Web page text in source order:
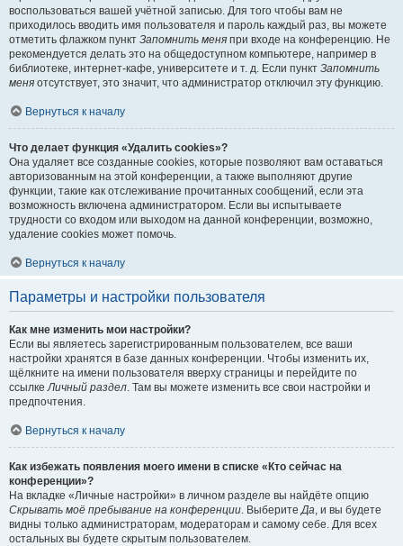
воспользоваться вашей учётной записью. Для того чтобы вам не
приходилось вводить имя пользователя и пароль каждый раз, вы можете
отметить флажком пункт Запомнить меня при входе на конференцию. Не
рекомендуется делать это на общедоступном компьютере, например в
библиотеке, интернет-кафе, университете и т. д. Если пункт Запомнить
меня отсутствует, это значит, что администратор отключил эту функцию.
Вернуться к началу
Что делает функция «Удалить cookies»?
Она удаляет все созданные cookies, которые позволяют вам оставаться
авторизованным на этой конференции, а также выполняют другие
функции, такие как отслеживание прочитанных сообщений, если эта
возможность включена администратором. Если вы испытываете
трудности со входом или выходом на данной конференции, возможно,
удаление cookies может помочь.
Вернуться к началу
Параметры и настройки пользователя
Как мне изменить мои настройки?
Если вы являетесь зарегистрированным пользователем, все ваши
настройки хранятся в базе данных конференции. Чтобы изменить их,
щёлкните на имени пользователя вверху страницы и перейдите по
ссылкеЛичный раздел. Там вы можете изменить все свои настройки и
предпочтения.
Вернуться к началу
Как избежать появления моего имени в списке «Кто сейчас на
конференции»?
На вкладке «Личные настройки» в личном разделе вы найдёте опцию
Скрывать моё пребывание на конференции. ВыберитеДа, и вы будете
видны только администраторам, модераторам и самому себе. Для всех
остальных вы будете скрытым пользователем.